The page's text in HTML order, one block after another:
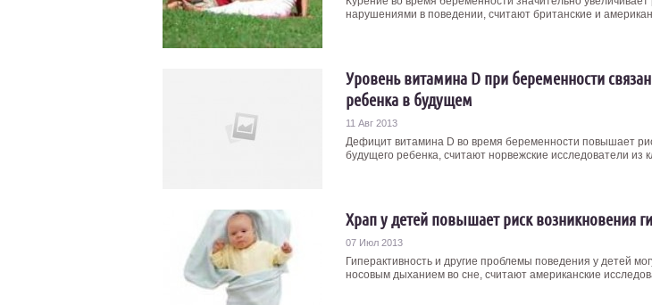
нарушениями в поведении, считают британские и
Уровень витамина D при беременности
ребенка в будущем
11 Авг 2013
Дефицит витамина D во время беременности повышает
будущего ребенка, считают норвежские исследователи из
Храп у детей повышает риск возникновения
07 Июл 2013
Гиперактивность и другие проблемы поведения у детей
носовым дыханием во сне, считают американские